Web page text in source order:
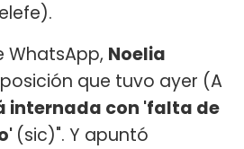
WhatsApp, Noelia
que tuvo ayer (A
internada con 'falta de
(sic)". Y apuntó